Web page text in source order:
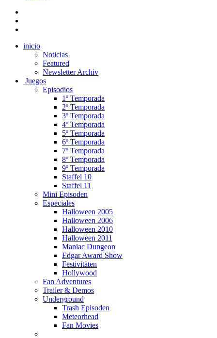
inicio
Noticias
Featured
Newsletter Archiv
Juegos
Episodios
1º Temporada
2º Temporada
3º Temporada
4º Temporada
5º Temporada
6º Temporada
7º Temporada
8º Temporada
9º Temporada
Staffel 10
Staffel 11
Mini Episoden
Especiales
Halloween 2005
Halloween 2006
Halloween 2010
Halloween 2011
Maniac Dungeon
Edgar Award Show
Festivitäten
Hollywood
Fan Adventures
Trailer & Demos
Underground
Trash Episoden
Meteorhead
Fan Movies